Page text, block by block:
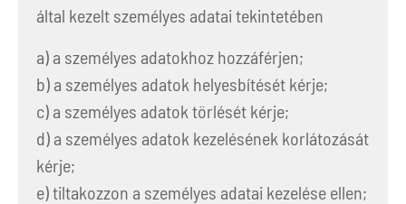
által kezelt személyes adatai tekintetében
a) a személyes adatokhoz hozzáférjen;
b) a személyes adatok helyesbítését kérje;
c) a személyes adatok törlését kérje;
d) a személyes adatok kezelésének korlátozását
kérje;
e) tiltakozzon a személyes adatai kezelése ellen;